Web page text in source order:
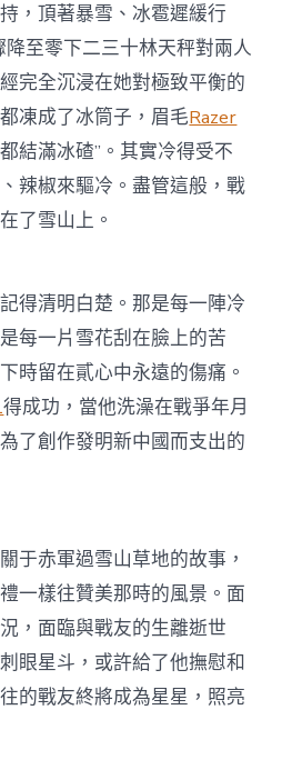
，頂著暴雪、冰雹遲緩行
至零下二三十林天秤對兩人
完全沉浸在她對極致平衡的
凍成了冰筒子，眉毛Razer
結滿冰碴”。其實冷得受不
辣椒來驅冷。盡管這般，戰
了雪山上。
清明白楚。那是每一陣冷
每一片雪花刮在臉上的苦
時留在貳心中永遠的傷痛。
得成功，當他洗澡在戰爭年月
了創作發明新中國而支出的
赤軍過雪山草地的故事，
一樣往贊美那時的風景。面
，面臨與戰友的生離逝世
眼星斗，或許給了他撫慰和
的戰友終將成為星星，照亮